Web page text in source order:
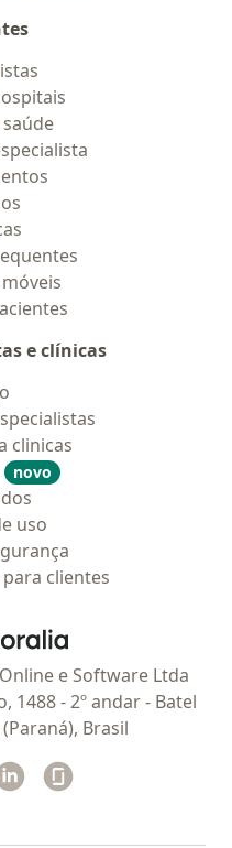
e clínicas
clinicas
novo
uso
clientes
- Homepage
e Software Ltda
1488 - 2º andar - Batel
Brasil
novo separador
num novo separador
Linkedin
abre num novo